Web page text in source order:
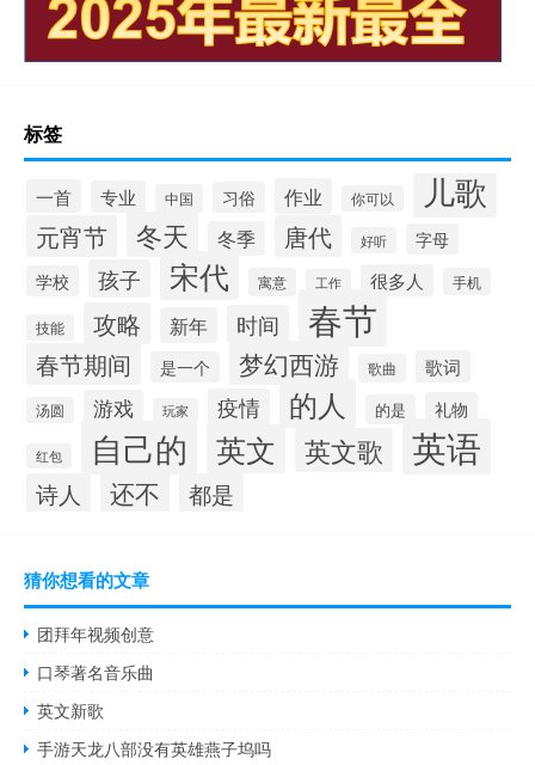
标签
一首 专业 中国 习俗 作业 你可以 儿歌
元宵节 冬天 冬季 唐代 好听
字母
学校
孩子 宋代 寓意 工作 很多人 手机
技能 攻略 新年 时间 春节
春节期间 是一个 梦幻西游 歌曲 歌词
汤圆 游戏 玩家 疫情 的人 的是 礼物
红包 自己的 英文 英文歌 英语
诗人 还不 都是
猜你想看的文章
团拜年视频创意
口琴著名音乐曲
英文新歌
手游天龙八部没有英雄燕子坞吗